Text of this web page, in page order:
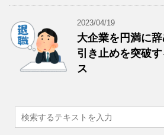
2023/04/19
大企業を円満に
引き止めを突破
ス